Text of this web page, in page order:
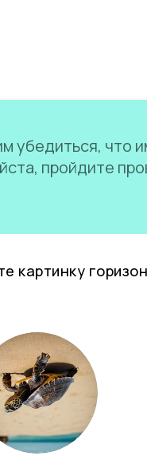
убедиться, что
пройдите
картинку